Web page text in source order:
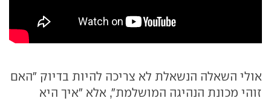
אולי השאלה הנשאלת לא צריכה להיות בדיוק "האם
זוהי מכונת הנהיגה המושלמת", אלא "איך היא